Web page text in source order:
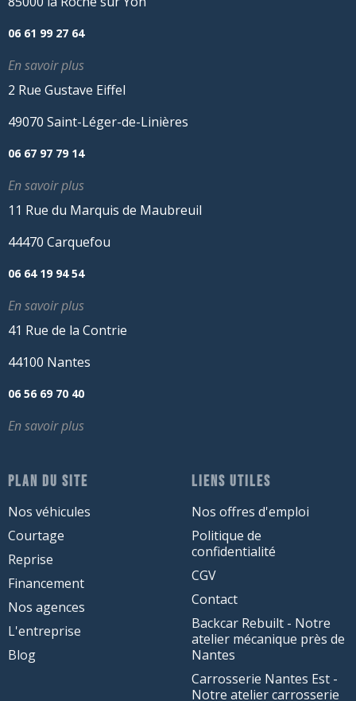
06 61 99 27 64
En savoir plus
2 Rue Gustave Eiffel
49070 Saint-Léger-de-Linières
06 67 97 79 14
En savoir plus
11 Rue du Marquis de Maubreuil
44470 Carquefou
06 64 19 94 54
En savoir plus
41 Rue de la Contrie
44100 Nantes
06 56 69 70 40
En savoir plus
PLAN DU SITE
Nos véhicules
Courtage
Reprise
Financement
Nos agences
L'entreprise
Blog
LIENS UTILES
Nos offres d'emploi
Politique de
confidentialité
CGV
Contact
Backcar Rebuilt - Notre
atelier mécanique près de
Nantes
Carrosserie Nantes Est -
Notre atelier carrosserie